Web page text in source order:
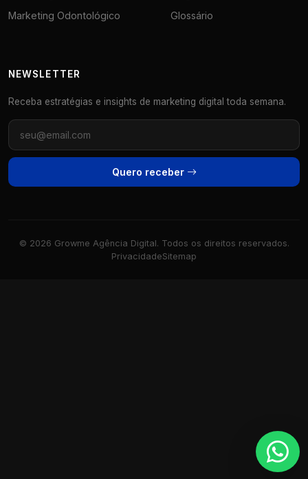
Marketing Odontológico
Glossário
NEWSLETTER
Receba estratégias e insights de marketing digital toda semana.
Quero receber
© 2026 Growme Agência Digital. Todos os direitos reservados.
PrivacidadeSitemap